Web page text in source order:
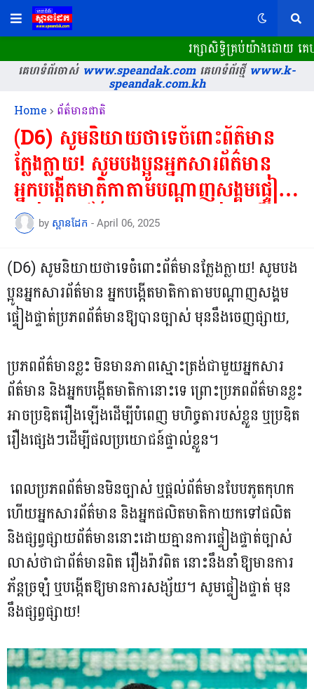
រក្សាសិទ្ធិគ្រប់យ៉ាងដោយ
គេហទំព័រចាស់www.speandak.comគេហទំព័រថ្មីwww.k-
speandak.com.kh
Home ព័ត៌មានជាតិ
(D6) សូមនិយាយថាទេចំពោះព័ត៌មាន
ក្លែងក្លាយ! សូមបងប្អូនអ្នកសារព័ត៌មាន
អ្នកបង្កើតមាតិកាតាមបណ្តាញសង្គមផ្ទៀង
ផ្ទាត់ប្រភពព័ត៌មានឱ្យបានច្បាស់ មុននឹង
ចេញផ្សាយ, ប្រភពព័ត៌មានខ្លះ មិនមាន
ភាពស្មោះត្រង់ជាមួយអ្នកសារព័ត៌មាន និង
អ្នកបង្កើតមាតិកានោះទេ ព្រោះប្រភព
ព័ត៌មានខ្លះអាចប្រឌិតរឿងឡើងដើម្បីបំពេញ
មហិច្ចតារបស់ខ្លួន ឬប្រឌិតរឿងផ្សេងៗ
ដើម្បីផលប្រយោជន៍ផ្ទាល់ខ្លួន...
by ស្ពានដែក - April 06, 2025
(D6) សូមនិយាយថាទេចំពោះព័ត៌មានក្លែងក្លាយ! សូមបង
ប្អូនអ្នកសារព័ត៌មាន អ្នកបង្កើតមាតិកាតាមបណ្តាញសង្គម
ផ្ទៀងផ្ទាត់ប្រភពព័ត៌មានឱ្យបានច្បាស់ មុននឹងចេញផ្សាយ,
ប្រភពព័ត៌មានខ្លះ មិនមានភាពស្មោះត្រង់ជាមួយអ្នកសារ
ព័ត៌មាន និងអ្នកបង្កើតមាតិកានោះទេ ព្រោះប្រភពព័ត៌មានខ្លះ
អាចប្រឌិតរឿងឡើងដើម្បីបំពេញ មហិច្ចតារបស់ខ្លួន ឬប្រឌិត
រឿងផ្សេងៗដើម្បីផលប្រយោជន៍ផ្ទាល់ខ្លួន។
ពេលប្រភពព័ត៌មានមិនច្បាស់ ឬផ្តល់ព័ត៌មានបែបភូតកុហក
ហើយអ្នកសារព័ត៌មាន និងអ្នកផលិតមាតិកាយកទៅផលិត
និងផ្សព្វផ្សាយព័ត៌មាននោះដោយគ្មានការផ្ទៀងផ្ទាត់ច្បាស់
លាស់ថាជាព័ត៌មានពិត រឿងរ៉ាវពិត នោះនឹងនាំឱ្យមានការ
ភ័ន្តច្រឡំ ឬបង្កើតឱ្យមានការសង្ស័យ។ សូមផ្ទៀងផ្ទាត់ មុន
នឹងផ្សព្វផ្សាយ!